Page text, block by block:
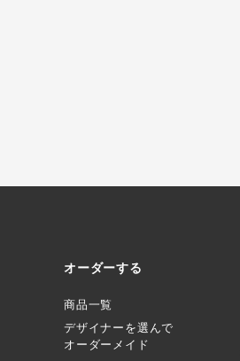
オーダーする
商品一覧
デザイナーを選んで
オーダーメイド